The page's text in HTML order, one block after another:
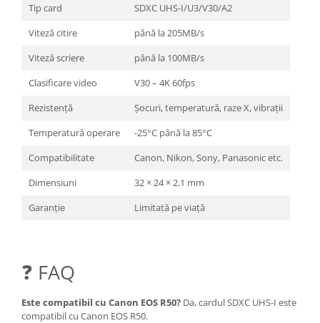
Tip card
SDXC UHS-I/U3/V30/A2
Viteză citire
până la 205MB/s
Viteză scriere
până la 100MB/s
Clasificare video
V30 – 4K 60fps
Rezistență
Șocuri, temperatură, raze X, vibrații
Temperatură operare
-25°C până la 85°C
Compatibilitate
Canon, Nikon, Sony, Panasonic etc.
Dimensiuni
32 × 24 × 2.1 mm
Garanție
Limitată pe viață
❓ FAQ
Este compatibil cu Canon EOS R50? Da, cardul SDXC UHS-I este
compatibil cu Canon EOS R50.